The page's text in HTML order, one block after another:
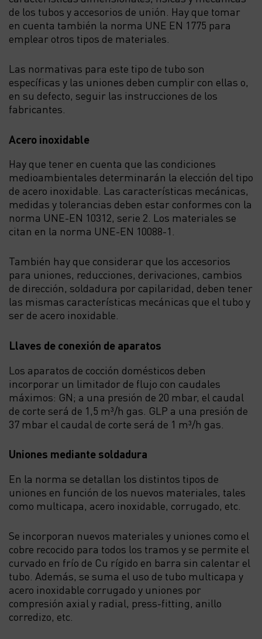
de los tubos y accesorios de unión. Hay que tomar
en cuenta también la norma UNE EN 1775 para
emplear otros tipos de materiales.
Las normativas para este tipo de tubo son
específicas y las uniones deben cumplir con ellas o,
en su defecto, seguir las instrucciones de los
fabricantes.
Acero inoxidable
Hay que tener en cuenta que las condiciones
medioambientales determinarán la elección del tipo
de acero inoxidable. Las características mecánicas,
medidas y tolerancias deben estar conformes con la
norma UNE-EN 10312, serie 2. Los materiales se
citan en la norma UNE-EN 10088-1.
También hay que considerar que los accesorios
para uniones, reducciones, derivaciones, cambios
de dirección, soldadura por capilaridad, deben tener
las mismas características mecánicas que el tubo y
ser de acero inoxidable.
Llaves de conexión de aparatos
Los aparatos de cocción domésticos deben
incorporar un limitador de flujo con caudales
máximos: GN; a una presión de 20 mbar, el caudal
de corte será de 1,5 m³/h gas. GLP a una presión de
37 mbar el caudal de corte será de 1 m³/h gas.
Uniones mediante soldadura
En la norma se detallan los distintos tipos de
uniones en función de los nuevos materiales, tales
como multicapa, acero inoxidable, corrugado, etc.
Se incorporan nuevos materiales y uniones como el
cobre recocido para todos los tramos y se permite el
curvado en frío de Cu rígido en barra sin calentar el
tubo. Además, se suma el uso de tubo multicapa y
acero inoxidable corrugado y uniones por
compresión axial y radial, press-fitting, anillo
corredizo, etc.